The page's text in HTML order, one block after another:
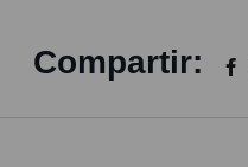
Compartir: